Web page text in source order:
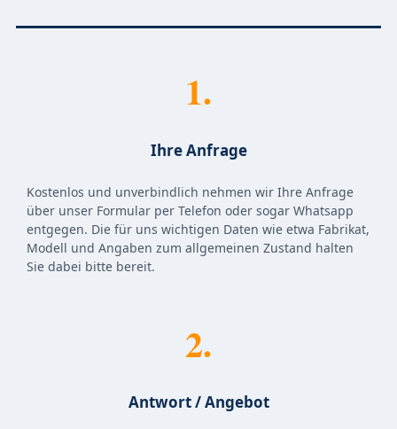
1.
Ihre Anfrage
Kostenlos und unverbindlich nehmen wir Ihre Anfrage
über unser Formular per Telefon oder sogar Whatsapp
entgegen. Die für uns wichtigen Daten wie etwa Fabrikat,
Modell und Angaben zum allgemeinen Zustand halten
Sie dabei bitte bereit.
2.
Antwort / Angebot